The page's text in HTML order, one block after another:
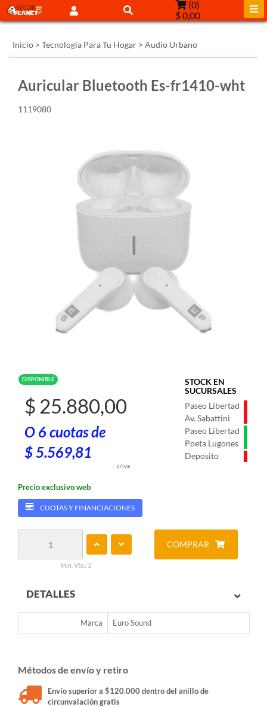
(0)
$ 0,00
Inicio > Tecnologia Para Tu Hogar > Audio Urbano
Auricular Bluetooth Es-fr1410-wht
1119080
DISPONIBLE
STOCK EN
SUCURSALES
Paseo Libertad
Av. Sabattini
Paseo Libertad
Poeta Lugones
Deposito
$ 25.880,00
O 6 cuotas de
$ 5.569,81
c/iva
Precio exclusivo web
CUOTAS Y FINANCIACIONES
Min. Vta.: 1
COMPRAR
DETALLES
Marca Euro Sound
Métodos de envío y retiro
Envío superior a $120.000 dentro del anillo de
circunvalación gratis